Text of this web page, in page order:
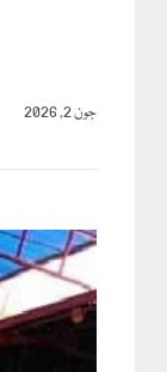
جون 2, 2026